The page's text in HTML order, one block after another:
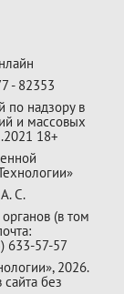
- 82353
по надзору в
и массовых
18+
С.
(в том
633-57-57
2026.
без